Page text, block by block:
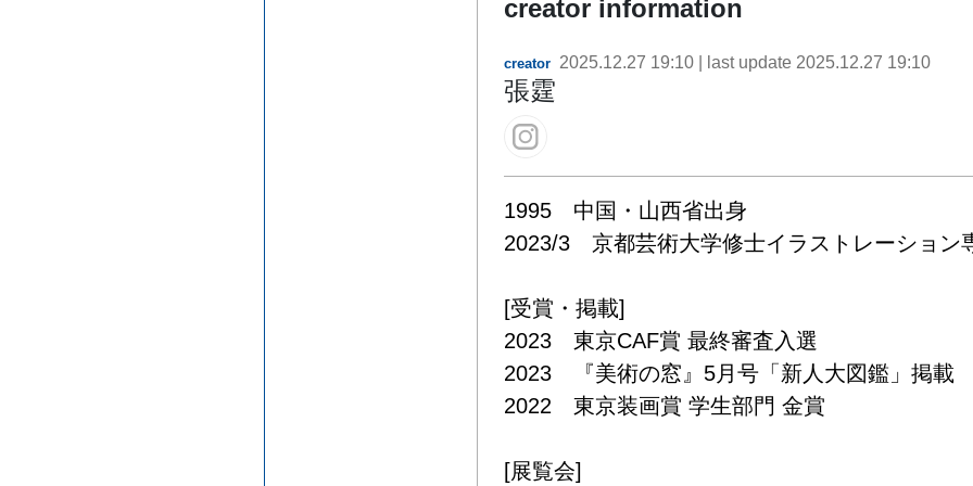
creator information
creator 2025.12.27 19:10 | last update 2025.12.27 19:10
張霆
1995　中国・山西省出身
2023/3　京都芸術大学修士イラストレーション
[受賞・掲載]
2023　東京CAF賞 最終審査入選
2023　『美術の窓』5月号「新人大図鑑」掲載
2022　東京装画賞 学生部門 金賞
[展覧会]